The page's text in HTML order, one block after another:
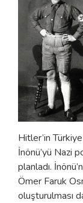
Hitler’in
İnönü’yü Nazi
planladı.
Ömer Faruk
oluşturulması